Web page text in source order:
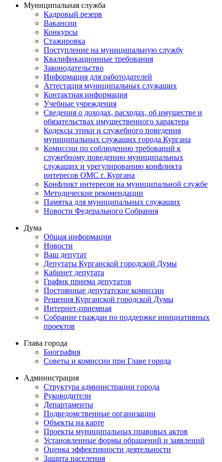
Муниципальная служба
Кадровый резерв
Вакансии
Конкурсы
Стажировка
Поступление на муниципальную службу
Квалификационные требования
Законодательство
Информация для работодателей
Аттестация муниципальных служащих
Контактная информация
Учебные учреждения
Сведения о доходах, расходах, об имуществе и
обязательствах имущественного характера
Кодексы этики и служебного поведения
муниципальных служащих города Кургана
Комиссии по соблюдению требований к
служебному поведению муниципальных
служащих и урегулированию конфликта
интересов ОМС г. Кургана
Конфликт интересов на муниципальной службе
Методические рекомендации
Памятка для муниципальных служащих
Новости Федерального Cобрания
Дума
Общая информация
Новости
Ваш депутат
Депутаты Курганской городской Думы
Кабинет депутата
График приема депутатов
Постоянные депутатские комиссии
Решения Курганской городской Думы
Интернет-приемная
Собрание граждан по поддержке инициативных
проектов
Глава города
Биография
Советы и комиссии при Главе города
Администрация
Структура администрации города
Руководители
Департаменты
Подведомственные организации
Объекты на карте
Проекты муниципальных правовых актов
Установленные формы обращений и заявлений
Оценка эффективности деятельности
Защита населения